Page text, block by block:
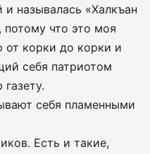
называлась «Халкъан
потому что это моя
от корки до корки и
себя патриотом
себя пламенными
Есть и такие,